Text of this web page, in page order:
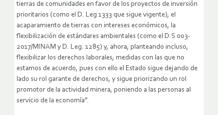
tierras de comunidades en favor de los proyectos de inversión
prioritarios (como el D. Leg 1333 que sigue vigente), el
acaparamiento de tierras con intereses económicos, la
flexibilización de estándares ambientales (como el D.S 003-
2017/MINAM y D. Leg. 1285) y, ahora, planteando incluso,
flexibilizar los derechos laborales; medidas con las que no
estamos de acuerdo, pues con ello el Estado sigue dejando de
lado su rol garante de derechos, y sigue priorizando un rol
promotor de la actividad minera, poniendo a las personas al
servicio de la economía”.